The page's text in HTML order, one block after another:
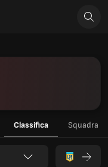
Classifica Squadra